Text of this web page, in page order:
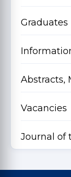
Graduates
Abstracts,
Vacancies
Journal of